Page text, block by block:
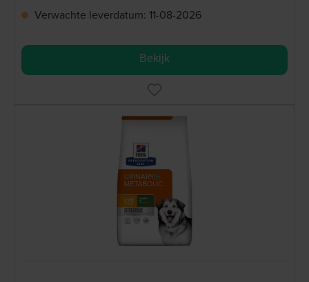
Verwachte leverdatum: 11-08-2026
Bekijk